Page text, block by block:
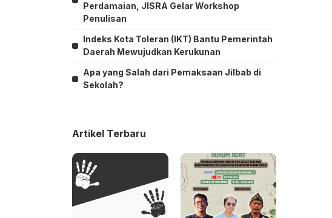
Perdamaian, JISRA Gelar Workshop
Penulisan
Indeks Kota Toleran (IKT) Bantu Pemerintah
Daerah Mewujudkan Kerukunan
Apa yang Salah dari Pemaksaan Jilbab di
Sekolah?
Artikel Terbaru